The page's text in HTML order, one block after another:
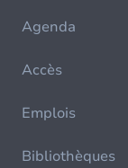
Agenda
Accès
Emplois
Bibliothèques